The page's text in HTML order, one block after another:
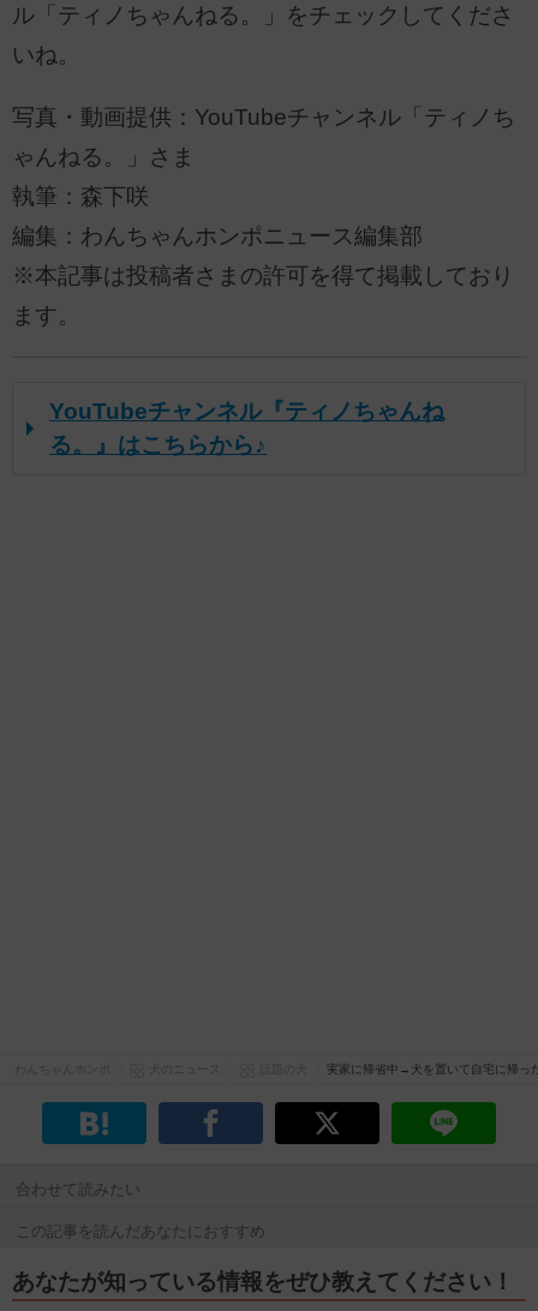
ル「ティノちゃんねる。」をチェックしてくださ
いね。
写真・動画提供：YouTubeチャンネル「ティノち
ゃんねる。」さま
執筆：森下咲
編集：わんちゃんホンポニュース編集部
※本記事は投稿者さまの許可を得て掲載しており
ます。
YouTubeチャンネル『ティノちゃんね
る。』はこちらから♪
実家に帰省中→犬を置いて自宅に帰っ
合わせて読みたい
この記事を読んだあなたにおすすめ
あなたが知っている情報をぜひ教えてください！